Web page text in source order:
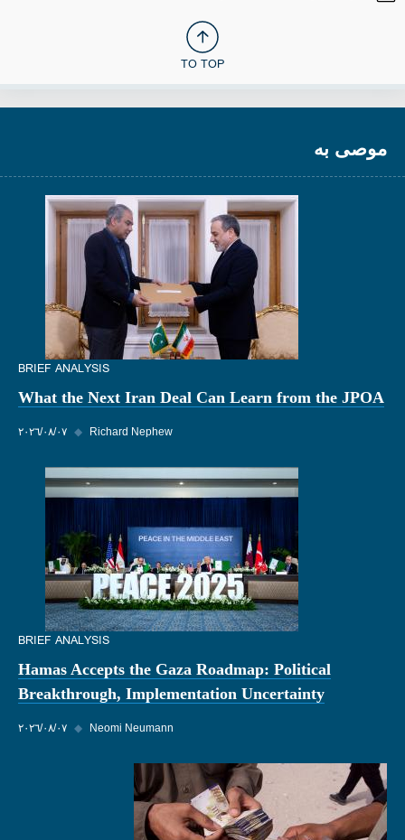
TO TOP
موصى به
BRIEF ANALYSIS
What the Next Iran Deal Can Learn from the JPOA
٠٧‏/٠٨‏/٢٠٢٦ ◆ Richard Nephew
BRIEF ANALYSIS
Hamas Accepts the Gaza Roadmap: Political
Breakthrough, Implementation Uncertainty
٠٧‏/٠٨‏/٢٠٢٦ ◆ Neomi Neumann